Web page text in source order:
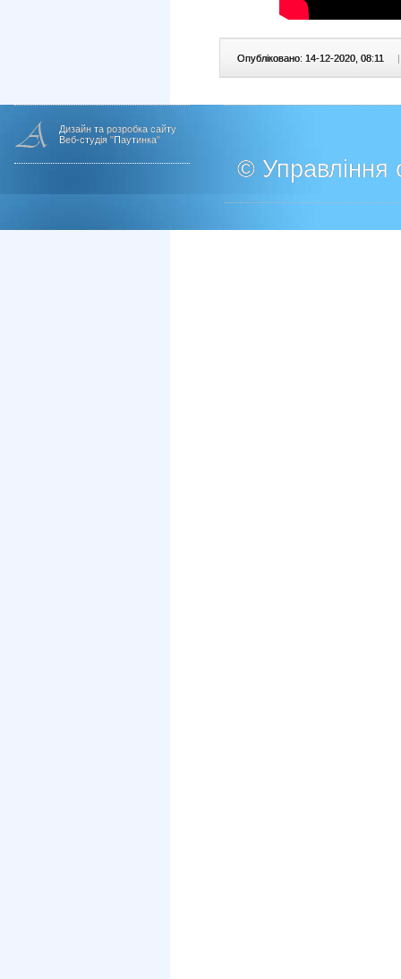
Опубліковано: 14-12-2020, 08:11 |
Дизайн та розробка сайту
Веб-студія "Паутинка"
© Управління